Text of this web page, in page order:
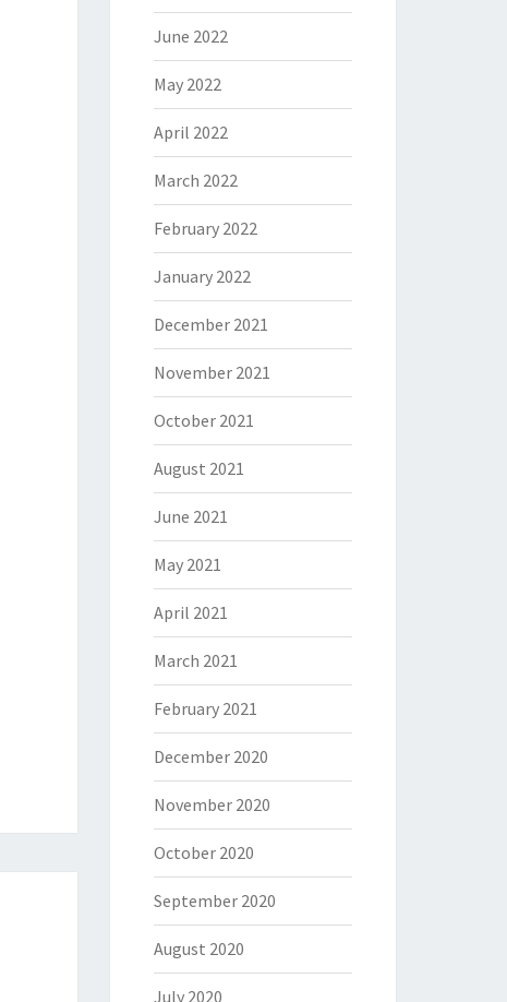
June 2022
May 2022
April 2022
March 2022
February 2022
January 2022
December 2021
November 2021
October 2021
August 2021
June 2021
May 2021
April 2021
March 2021
February 2021
December 2020
November 2020
October 2020
September 2020
August 2020
July 2020